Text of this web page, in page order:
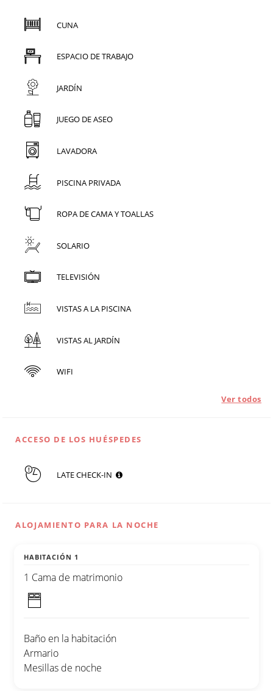
CUNA
ESPACIO DE TRABAJO
JARDÍN
JUEGO DE ASEO
LAVADORA
PISCINA PRIVADA
ROPA DE CAMA Y TOALLAS
SOLARIO
TELEVISIÓN
VISTAS A LA PISCINA
VISTAS AL JARDÍN
WIFI
Ver todos
ACCESO DE LOS HUÉSPEDES
LATE CHECK-IN
ALOJAMIENTO PARA LA NOCHE
HABITACIÓN 1
1 Cama de matrimonio
Baño en la habitación
Armario
Mesillas de noche